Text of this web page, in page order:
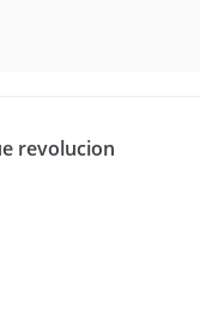
revolucion